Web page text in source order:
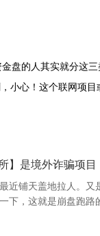
盘的人其实就分这
小心！这个联网项目
】是境外诈骗项
近铺天盖地拉人。
下，这就是崩盘跑路